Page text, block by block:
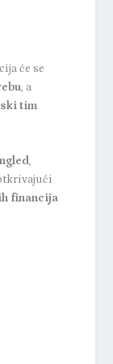
će se
, a
tim
,
financija